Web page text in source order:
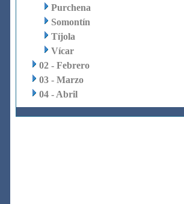
Purchena
Somontín
Tíjola
Vícar
02 - Febrero
03 - Marzo
04 - Abril